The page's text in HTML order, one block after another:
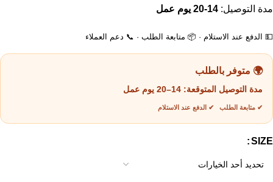
مدة التوصيل: 14-20 يوم عمل
💵 الدفع عند الاستلام · 📦 متابعة الطلب · 📞 دعم العملاء
🌍 متوفر بالطلب
مدة التوصيل المتوقعة: 14–20 يوم عمل
✔ متابعة الطلب ✔ الدفع عند الاستلام
SIZE